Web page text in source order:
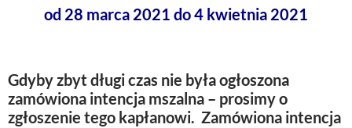
od 28 marca 2021 do 4 kwietnia 2021
Gdyby zbyt długi czas nie była ogłoszona
zamówiona intencja mszalna – prosimy o
zgłoszenie tego kapłanowi. Zamówiona intencja